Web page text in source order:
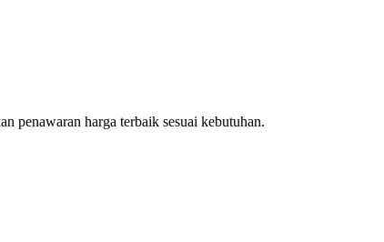
penawaran harga terbaik sesuai kebutuhan.